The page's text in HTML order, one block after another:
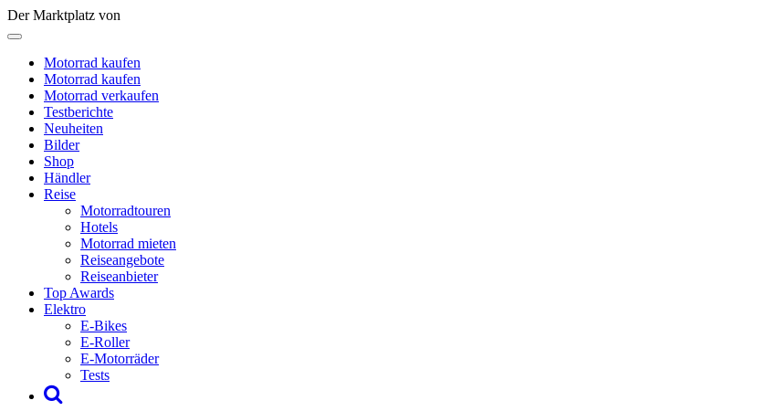
Der Marktplatz von
Motorrad kaufen
Motorrad kaufen
Motorrad verkaufen
Testberichte
Neuheiten
Bilder
Shop
Händler
Reise
Motorradtouren
Hotels
Motorrad mieten
Reiseangebote
Reiseanbieter
Top Awards
Elektro
E-Bikes
E-Roller
E-Motorräder
Tests